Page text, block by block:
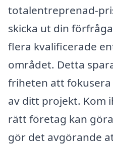
totalentreprenad-
skicka ut din
flera kvalificerade
området. Detta
friheten att
av ditt projekt. Kom
rätt företag kan
gör det avgörande